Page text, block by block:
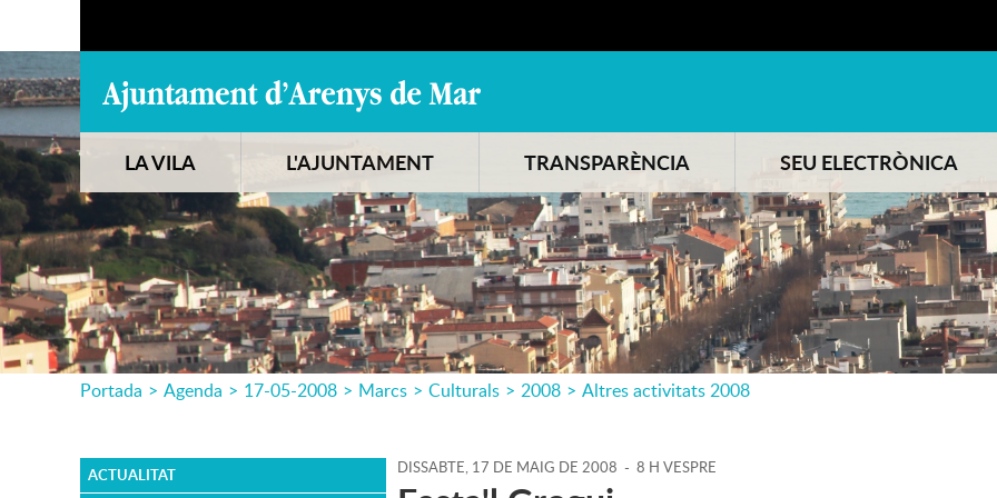
LA VILA L'AJUNTAMENT TRANSPARÈNCIA SEU ELECTRÒNICA
Portada > Agenda > 17-05-2008 > Marcs > Culturals > 2008 > Altres activitats 2008
ACTUALITAT DISSABTE, 17 DE MAIG DE 2008 - 8 H VESPRE